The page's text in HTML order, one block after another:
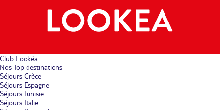
Club Lookéa
Nos Top destinations
Séjours Grèce
Séjours Espagne
Séjours Tunisie
Séjours Italie